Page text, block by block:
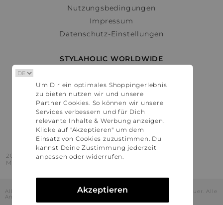
Nutzungsbedingungen
Impressum
Datenschutz-Einstellungen
STYLAHOLIC WORLDWIDE
Österreich
Schweiz
France
United States
2016 - 2026 © Stylaholic.
Made for you with love in munich.
Alle Preise inkl. der jeweils geltenden gesetzlichen Mehrwertsteuer. Alle
Angaben ohne Gewähr.
Um Dir ein optimales Shoppingerlebnis
zu bieten nutzen wir und unsere
Partner Cookies. So können wir unsere
Services verbessern und für Dich
relevante Inhalte & Werbung anzeigen.
Klicke auf "Akzeptieren" um dem
Einsatz von Cookies zuzustimmen. Du
kannst Deine Zustimmung jederzeit
anpassen oder widerrufen.
Akzeptieren